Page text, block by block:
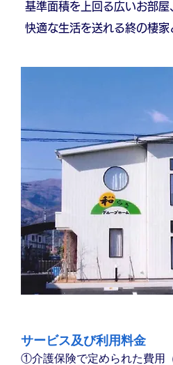
基準面積を上回る広いお部
快適な生活を送れる終の棲家
サービス及び利用料金
①介護保険で定められた費用